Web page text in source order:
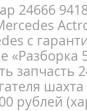
24666
с
«Разборка
запчасть
рублей